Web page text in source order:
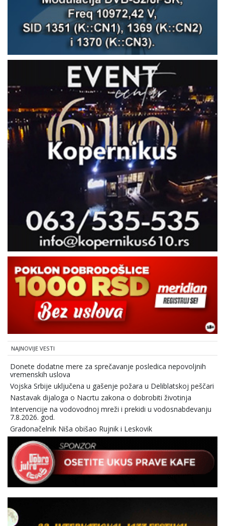
NAJNOVIJE VESTI
Donete dodatne mere za sprečavanje posledica nepovoljnih
vremenskih uslova
Vojska Srbije uključena u gašenje požara u Deliblatskoj peščari
Nastavak dijaloga o Nacrtu zakona o dobrobiti životinja
Intervencije na vodovodnoj mreži i prekidi u vodosnabdevanju
7.8.2026. god.
Gradonačelnik Niša obišao Rujnik i Leskovik